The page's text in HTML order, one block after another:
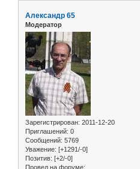
Александр 65
Модератор
Зарегистрирован: 2011-12-20
Приглашений: 0
Сообщений: 5769
Уважение: [+1291/-0]
Позитив: [+2/-0]
Провел на форуме: